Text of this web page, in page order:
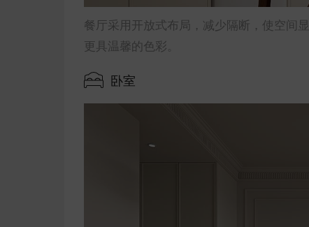
餐厅采用开放式布局，减少隔断，使空间
更具温馨的色彩。
卧室